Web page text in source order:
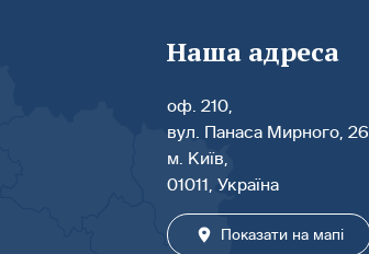
Наша адреса
оф. 210,
вул. Панаса Мирного, 26,
м. Київ,
01011, Україна
Показати на мапі